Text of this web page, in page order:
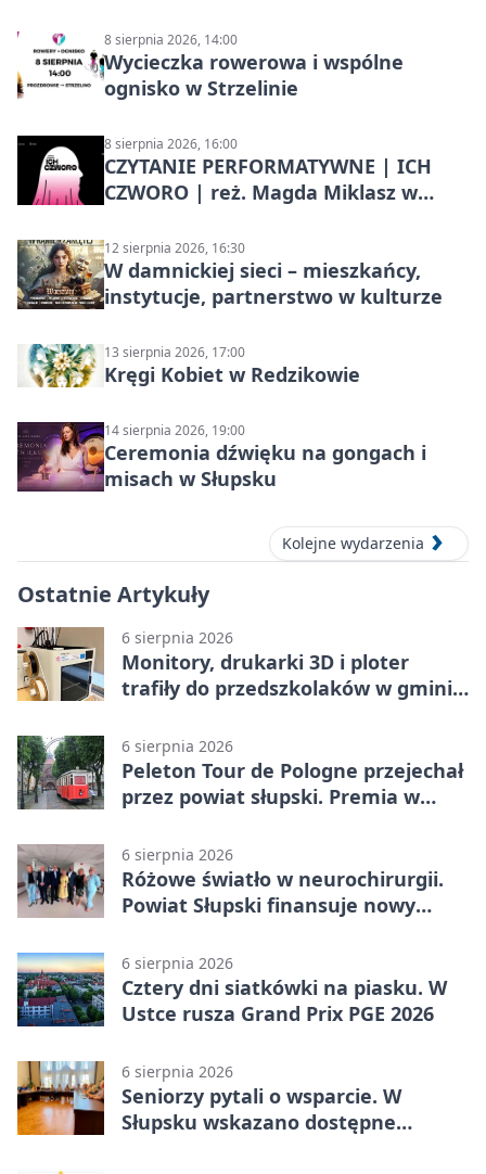
8 sierpnia 2026, 14:00
Wycieczka rowerowa i wspólne
ognisko w Strzelinie
8 sierpnia 2026, 16:00
CZYTANIE PERFORMATYWNE | ICH
CZWORO | reż. Magda Miklasz w
12 sierpnia 2026, 16:30
W damnickiej sieci – mieszkańcy,
instytucje, partnerstwo w kulturze
13 sierpnia 2026, 17:00
Kręgi Kobiet w Redzikowie
14 sierpnia 2026, 19:00
Ceremonia dźwięku na gongach i
misach w Słupsku
Kolejne wydarzenia
Ostatnie Artykuły
6 sierpnia 2026
Monitory, drukarki 3D i ploter
trafiły do przedszkolaków w gminie
6 sierpnia 2026
Peleton Tour de Pologne przejechał
przez powiat słupski. Premia w
6 sierpnia 2026
Różowe światło w neurochirurgii.
Powiat Słupski finansuje nowy
6 sierpnia 2026
Cztery dni siatkówki na piasku. W
Ustce rusza Grand Prix PGE 2026
6 sierpnia 2026
Seniorzy pytali o wsparcie. W
Słupsku wskazano dostępne